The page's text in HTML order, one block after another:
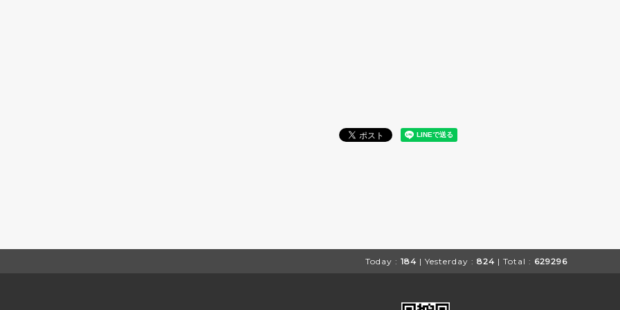
Today : 184 | Yesterday : 824 | Total : 629296